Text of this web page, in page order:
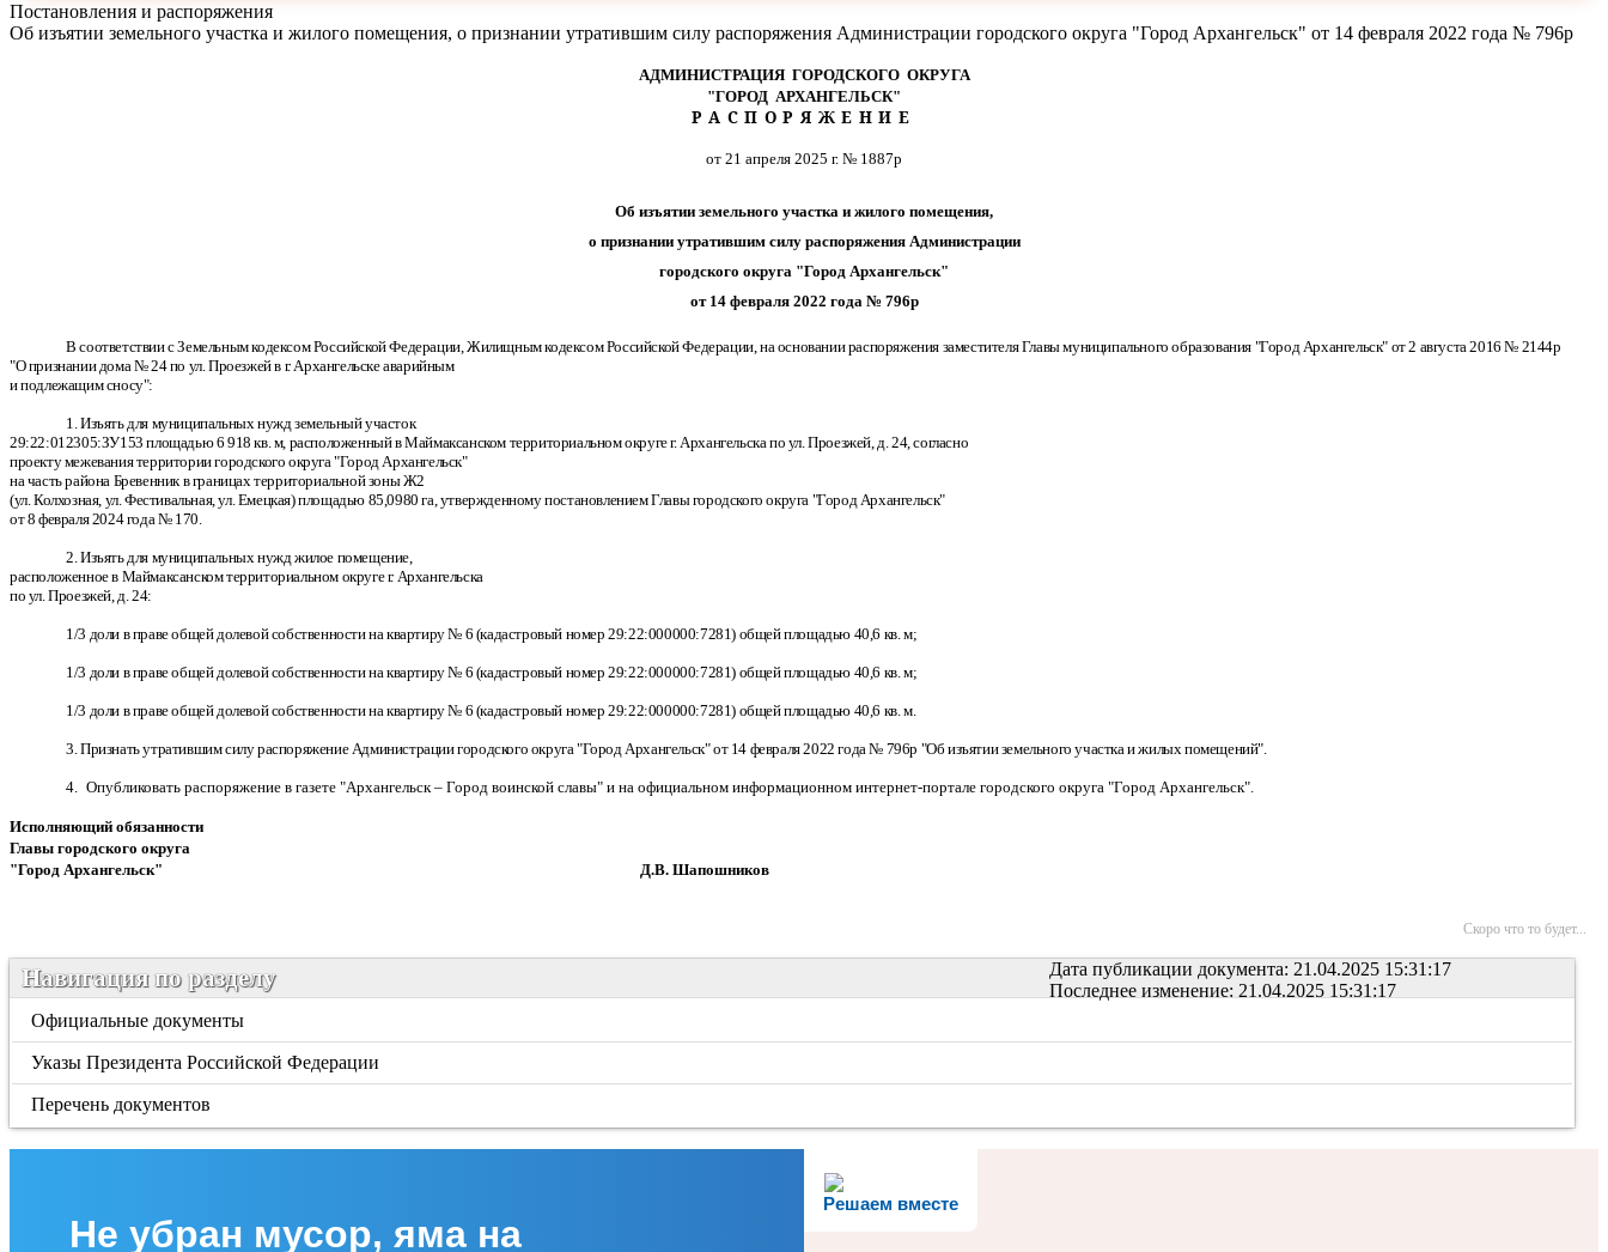
Постановления и распоряжения
Об изъятии земельного участка и жилого помещения, о признании утратившим силу распоряжения Администрации городского округа "Город Архангельск" от 14 февраля 2022 года № 796р
АДМИНИСТРАЦИЯ ГОРОДСКОГО ОКРУГА
"ГОРОД АРХАНГЕЛЬСК"
РАСПОРЯЖЕНИЕ
от 21 апреля 2025 г. № 1887р
Об изъятии земельного участка и жилого помещения,
о признании утратившим силу распоряжения Администрации
городского округа "Город Архангельск"
от 14 февраля 2022 года № 796р
В соответствии с Земельным кодексом Российской Федерации, Жилищным кодексом Российской Федерации, на основании распоряжения заместителя Главы муниципального образования "Город Архангельск" от 2 августа 2016 № 2144р
"О признании дома № 24 по ул. Проезжей в г. Архангельске аварийным
и подлежащим сносу":
1. Изъять для муниципальных нужд земельный участок
29:22:012305:ЗУ153 площадью 6 918 кв. м, расположенный в Маймаксанском территориальном округе г. Архангельска по ул. Проезжей, д. 24, согласно
проекту межевания территории городского округа "Город Архангельск"
на часть района Бревенник в границах территориальной зоны Ж2
(ул. Колхозная, ул. Фестивальная, ул. Емецкая) площадью 85,0980 га, утвержденному постановлением Главы городского округа "Город Архангельск"
от 8 февраля 2024 года № 170.
2. Изъять для муниципальных нужд жилое помещение,
расположенное в Маймаксанском территориальном округе г. Архангельска
по ул. Проезжей, д. 24:
1/3 доли в праве общей долевой собственности на квартиру № 6 (кадастровый номер 29:22:000000:7281) общей площадью 40,6 кв. м;
1/3 доли в праве общей долевой собственности на квартиру № 6 (кадастровый номер 29:22:000000:7281) общей площадью 40,6 кв. м;
1/3 доли в праве общей долевой собственности на квартиру № 6 (кадастровый номер 29:22:000000:7281) общей площадью 40,6 кв. м.
3. Признать утратившим силу распоряжение Администрации городского округа "Город Архангельск" от 14 февраля 2022 года № 796р "Об изъятии земельного участка и жилых помещений".
4. Опубликовать распоряжение в газете "Архангельск – Город воинской славы" и на официальном информационном интернет-портале городского округа "Город Архангельск".
Исполняющий обязанности
Главы городского округа
"Город Архангельск" Д.В. Шапошников
Скоро что то будет...
Дата публикации документа: 21.04.2025 15:31:17
Последнее изменение: 21.04.2025 15:31:17
Навигация по разделу
Официальные документы
Указы Президента Российской Федерации
Перечень документов
Решаем вместе
Не убран мусор, яма на